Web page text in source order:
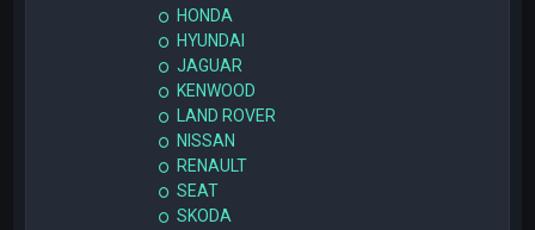
HONDA
HYUNDAI
JAGUAR
KENWOOD
LAND ROVER
NISSAN
RENAULT
SEAT
SKODA